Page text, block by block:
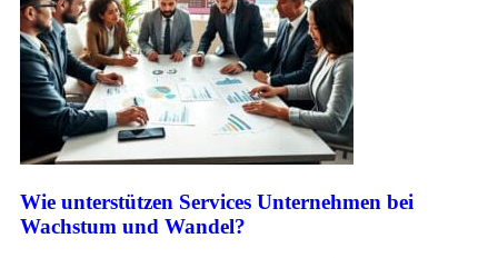
Wie unterstützen Services Unternehmen bei
Wachstum und Wandel?